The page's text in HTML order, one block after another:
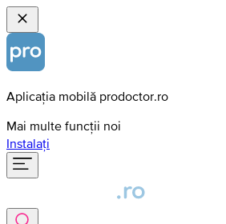
Aplicația mobilă prodoctor.ro
Mai multe funcții noi
Instalați